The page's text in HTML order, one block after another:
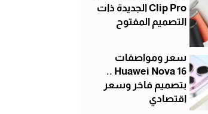
Clip Pro الجديدة ذات
التصميم المفتوح
سعر ومواصفات
Huawei Nova 16 ..
بتصميم فاخر وسعر
اقتصادي